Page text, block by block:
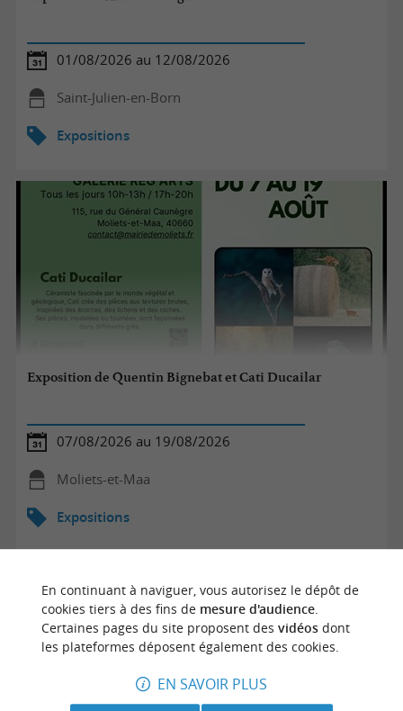
01/08/2026 au 12/08/2026
Saint-Julien-en-Born
Expositions
Exposition de Quentin Bignebat et Cati Ducailar
07/08/2026 au 19/08/2026
Moliets-et-Maa
Expositions
En continuant à naviguer, vous autorisez le dépôt de
cookies tiers à des fins de mesure d'audience.
Certaines pages du site proposent des vidéosdont
les plateformes déposent également des cookies.
EN SAVOIR PLUS